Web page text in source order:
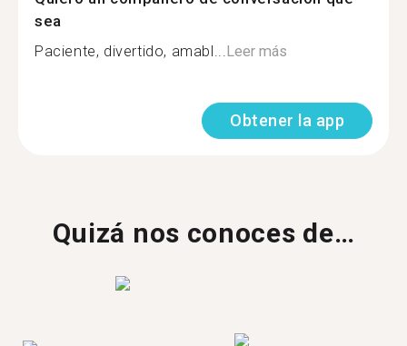
sea
Paciente, divertido, amabl...Leer más
Obtener la app
Quizá nos conoces de…